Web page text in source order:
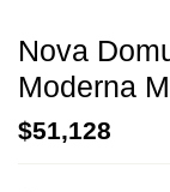
Nova
Moderna
$51,128